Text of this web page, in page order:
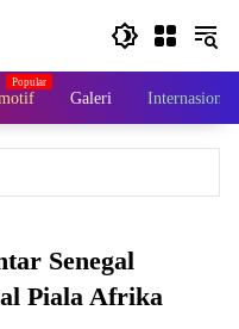
Galeri Internasional
Senegal
Piala Afrika